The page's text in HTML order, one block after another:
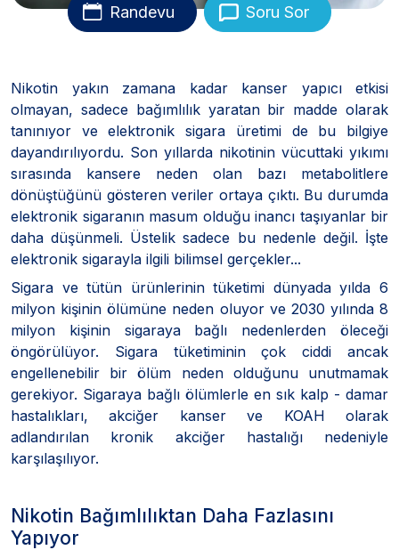
Randevu Soru Sor
Nikotin yakın zamana kadar kanser yapıcı etkisi
olmayan, sadece bağımlılık yaratan bir madde olarak
tanınıyor ve elektronik sigara üretimi de bu bilgiye
dayandırılıyordu. Son yıllarda nikotinin vücuttaki yıkımı
sırasında kansere neden olan bazı metabolitlere
dönüştüğünü gösteren veriler ortaya çıktı. Bu durumda
elektronik sigaranın masum olduğu inancı taşıyanlar bir
daha düşünmeli. Üstelik sadece bu nedenle değil. İşte
elektronik sigarayla ilgili bilimsel gerçekler...
Sigara ve tütün ürünlerinin tüketimi dünyada yılda 6
milyon kişinin ölümüne neden oluyor ve 2030 yılında 8
milyon kişinin sigaraya bağlı nedenlerden öleceği
öngörülüyor. Sigara tüketiminin çok ciddi ancak
engellenebilir bir ölüm neden olduğunu unutmamak
gerekiyor. Sigaraya bağlı ölümlerle en sık kalp - damar
hastalıkları, akciğer kanser ve KOAH olarak
adlandırılan kronik akciğer hastalığı nedeniyle
karşılaşılıyor.
Nikotin Bağımlılıktan Daha Fazlasını
Yapıyor